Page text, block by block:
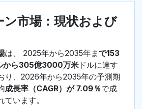
ン市場：現状および
は、 2025年から2035年ま で153
から305億3000万米 ドルに達す
り、2026年から2035年の予測期
成長率（CAGR）が 7.09％で成
います。